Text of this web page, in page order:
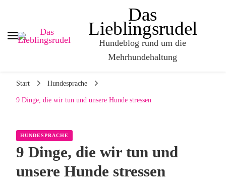
Das
Lieblingsrudel
Hundeblog rund um die
Mehrhundehaltung
Start Hundesprache
9 Dinge, die wir tun und unsere Hunde stressen
HUNDESPRACHE
9 Dinge, die wir tun und
unsere Hunde stressen